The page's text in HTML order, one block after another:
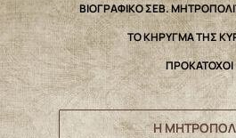
ΒΙΟΓΡΑΦΙΚΟ ΣΕΒ.
ΤΟ ΚΗΡΥΓΜΑ ΤΗΣ
ΠΡΟΚΑΤΟΧΟΙ
Η